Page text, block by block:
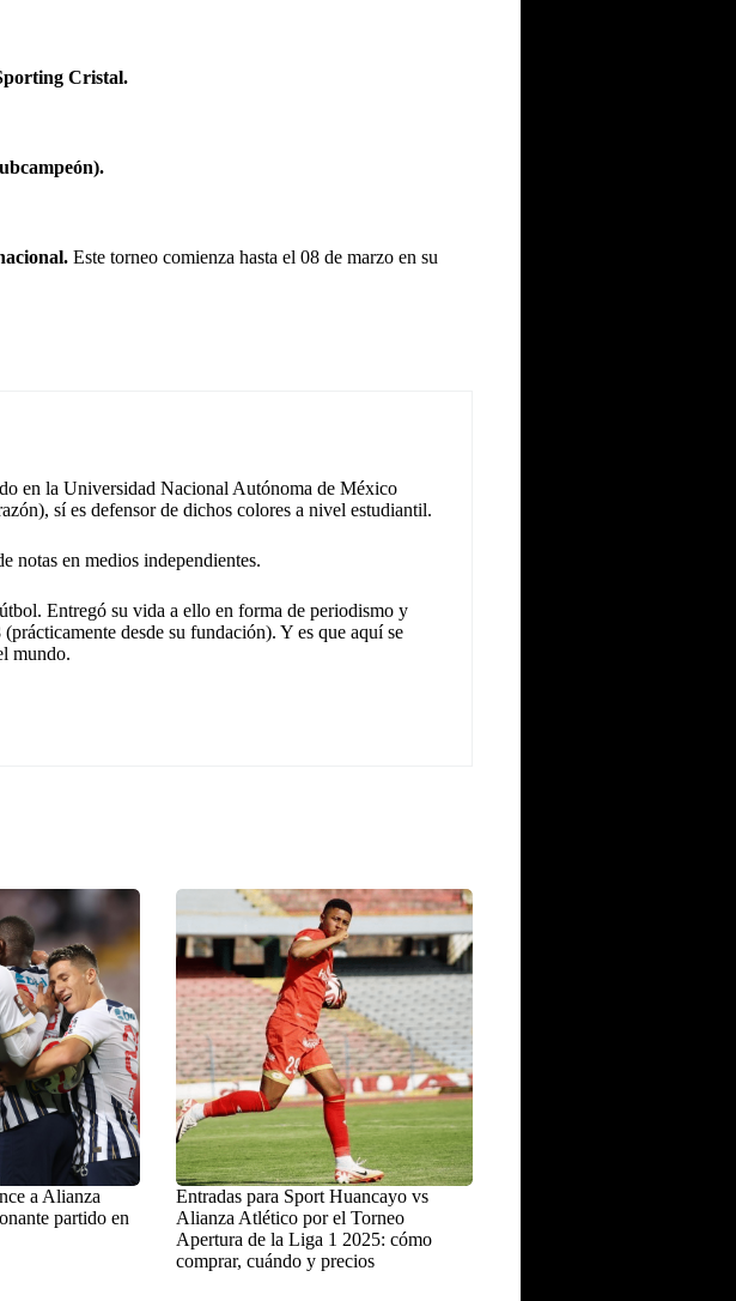
Cristal.
Este torneo comienza hasta el 08 de marzo en su
en la Universidad Nacional Autónoma de México
sí es defensor de dichos colores a nivel estudiantil.
notas en medios independientes.
Entregó su vida a ello en forma de periodismo y
desde su fundación). Y es que aquí se
mundo.
a Alianza
partido en
Entradas para Sport Huancayo vs
Alianza Atlético por el Torneo
Apertura de la Liga 1 2025: cómo
comprar, cuándo y precios